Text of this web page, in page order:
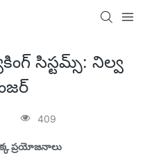
సిస్టమ్స్: నిల్వ
409
ప్రయోజనాలు